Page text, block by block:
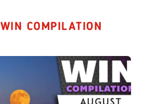
WIN COMPILATION